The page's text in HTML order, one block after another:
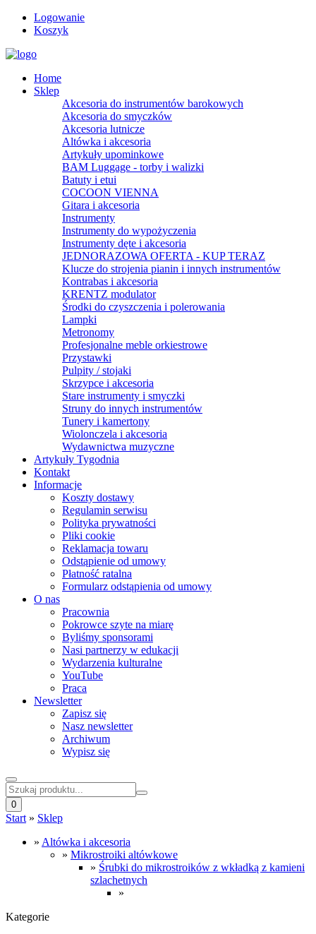
Logowanie
Koszyk
Home
Sklep
Akcesoria do instrumentów barokowych
Akcesoria do smyczków
Akcesoria lutnicze
Altówka i akcesoria
Artykuły upominkowe
BAM Luggage - torby i walizki
Batuty i etui
COCOON VIENNA
Gitara i akcesoria
Instrumenty
Instrumenty do wypożyczenia
Instrumenty dęte i akcesoria
JEDNORAZOWA OFERTA - KUP TERAZ
Klucze do strojenia pianin i innych instrumentów
Kontrabas i akcesoria
KRENTZ modulator
Środki do czyszczenia i polerowania
Lampki
Metronomy
Profesjonalne meble orkiestrowe
Przystawki
Pulpity / stojaki
Skrzypce i akcesoria
Stare instrumenty i smyczki
Struny do innych instrumentów
Tunery i kamertony
Wiolonczela i akcesoria
Wydawnictwa muzyczne
Artykuły Tygodnia
Kontakt
Informacje
Koszty dostawy
Regulamin serwisu
Polityka prywatności
Pliki cookie
Reklamacja towaru
Odstąpienie od umowy
Płatność ratalna
Formularz odstąpienia od umowy
O nas
Pracownia
Pokrowce szyte na miarę
Byliśmy sponsorami
Nasi partnerzy w edukacji
Wydarzenia kulturalne
YouTube
Praca
Newsletter
Zapisz się
Nasz newsletter
Archiwum
Wypisz się
0
Start » Sklep
» Altówka i akcesoria
» Mikrostroiki altówkowe
» Śrubki do mikrostroików z wkładką z kamieni
szlachetnych
»
Kategorie